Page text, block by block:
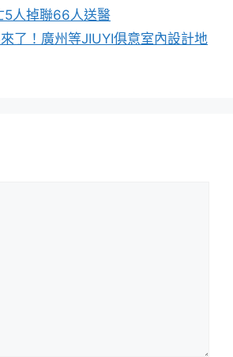
5人掉聯66人送醫
來了！廣州等JIUYI俱意室內設計地